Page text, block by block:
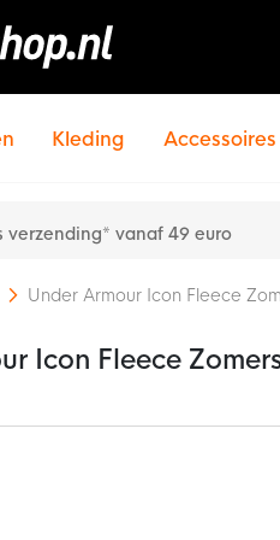
Kleding Accessoires
verzending* vanaf 49 euro
Under Armour Icon Fleece
Icon Fleece